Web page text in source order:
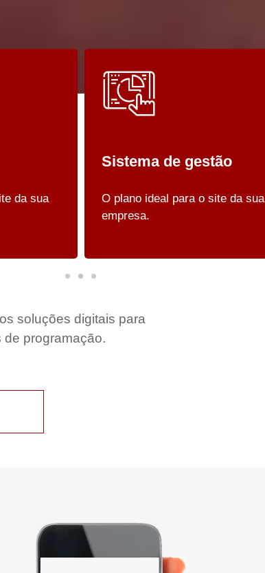
da sua
Sistema de gestão
O plano ideal para o site da sua
empresa.
soluções digitais para
programação.